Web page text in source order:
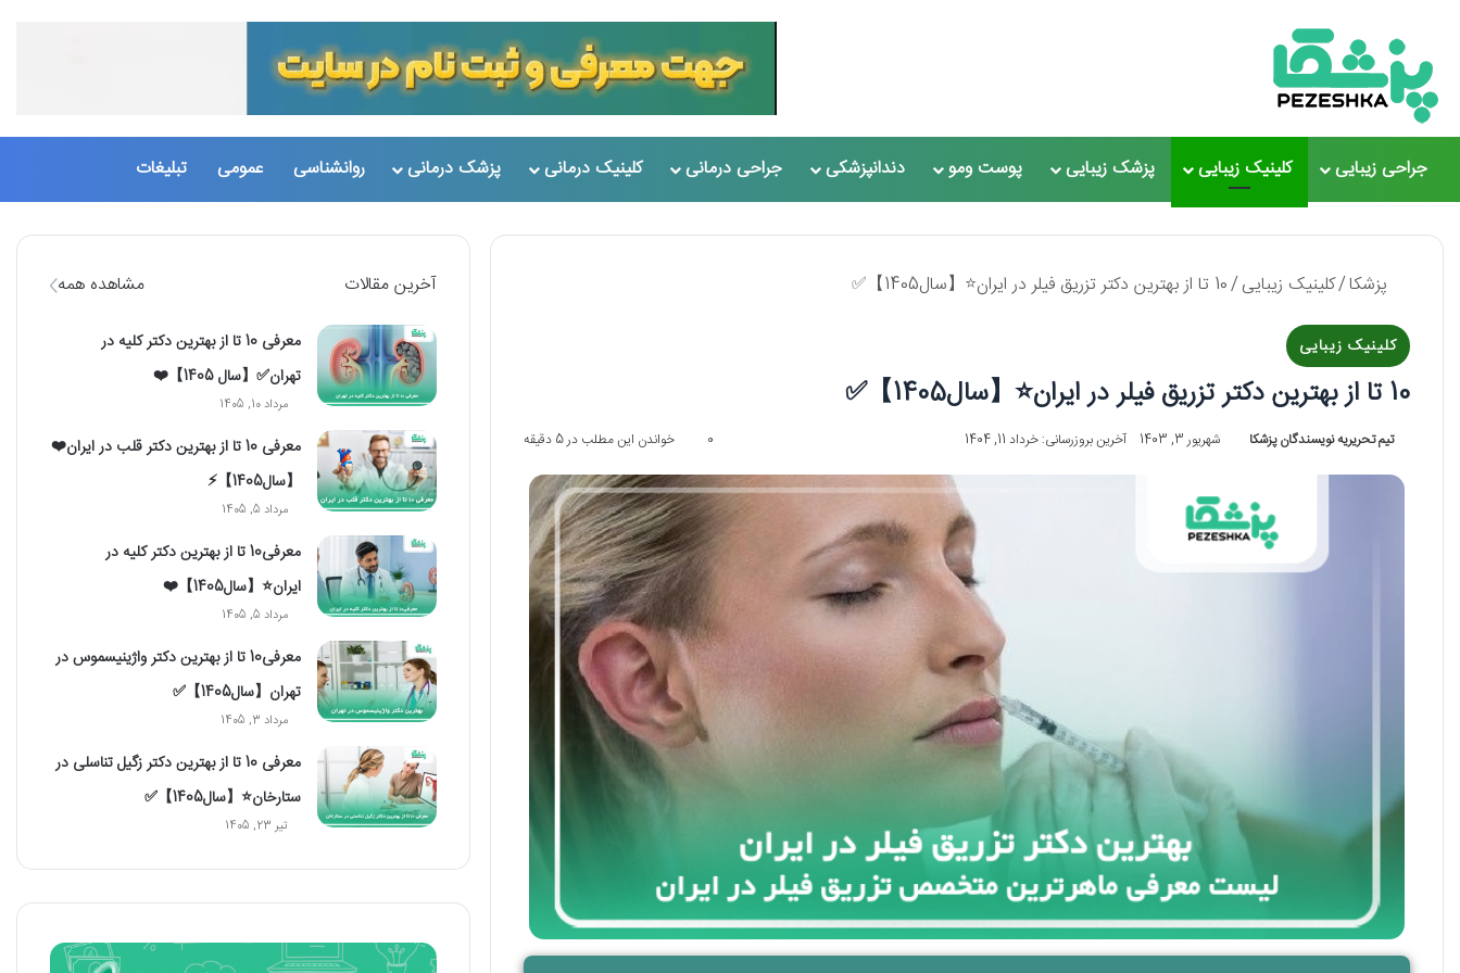
جراحی زیبایی کلینیک زیبایی پزشک زیبایی پوست ومو دندانپزشکی جراحی درمانی کلینیک درمانی پزشک درمانی روانشناسی عمومی تبلیغات
پزشکا/کلینیک زیبایی/10 تا از بهترین دکتر تزریق فیلر در ایران⭐【سال1405】✅
کلینیک زیبایی
10 تا از بهترین دکتر تزریق فیلر در ایران⭐【سال1405】✅
تیم تحریریه نویسندگان پزشکا شهریور 3, 1403 آخرین بروزرسانی: خرداد 11, 1404 0 خواندن این مطلب در 5 دقیقه
آخرین مقالات مشاهده همه
معرفی 10 تا از بهترین دکتر کلیه در
تهران✅【سال 1405】❤️
مرداد 10, 1405
معرفی 10 تا از بهترین دکتر قلب در ایران❤️
【سال1405】⚡️
مرداد 5, 1405
معرفی10 تا از بهترین دکتر کلیه در
ایران⭐【سال1405】❤️
مرداد 5, 1405
معرفی10 تا از بهترین دکتر واژینیسموس در
تهران【سال1405】✅
مرداد 3, 1405
معرفی 10 تا از بهترین دکتر زگیل تناسلی در
ستارخان⭐【سال1405】✅
تیر 23, 1405